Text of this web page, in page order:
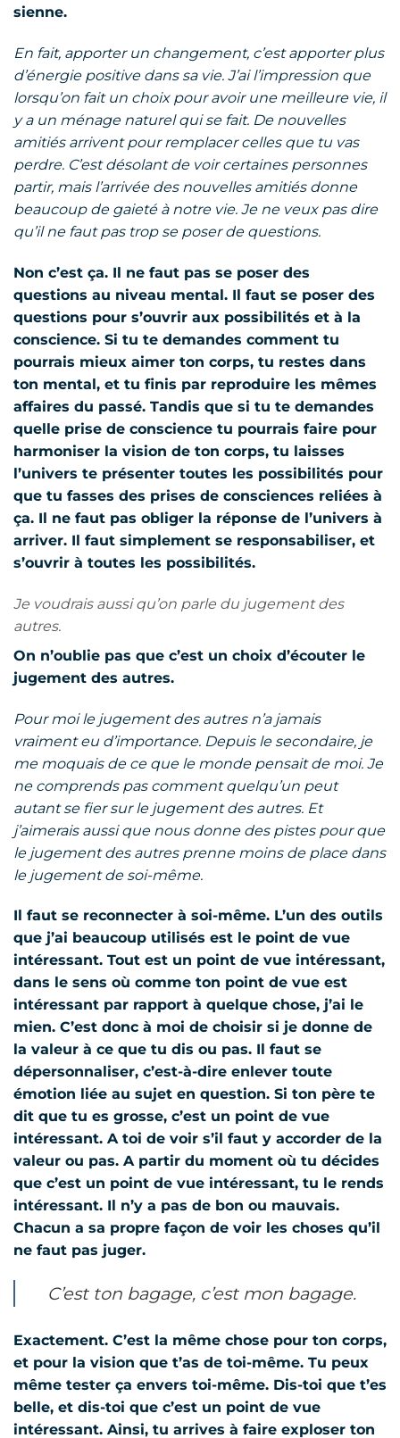
sienne.
En fait, apporter un changement, c’est apporter plus
d’énergie positive dans sa vie. J’ai l’impression que
lorsqu’on fait un choix pour avoir une meilleure vie, il
y a un ménage naturel qui se fait. De nouvelles
amitiés arrivent pour remplacer celles que tu vas
perdre. C’est désolant de voir certaines personnes
partir, mais l’arrivée des nouvelles amitiés donne
beaucoup de gaieté à notre vie. Je ne veux pas dire
qu’il ne faut pas trop se poser de questions.
Non c’est ça. Il ne faut pas se poser des
questions au niveau mental. Il faut se poser des
questions pour s’ouvrir aux possibilités et à la
conscience. Si tu te demandes comment tu
pourrais mieux aimer ton corps, tu restes dans
ton mental, et tu finis par reproduire les mêmes
affaires du passé. Tandis que si tu te demandes
quelle prise de conscience tu pourrais faire pour
harmoniser la vision de ton corps, tu laisses
l’univers te présenter toutes les possibilités pour
que tu fasses des prises de consciences reliées à
ça. Il ne faut pas obliger la réponse de l’univers à
arriver. Il faut simplement se responsabiliser, et
s’ouvrir à toutes les possibilités.
Je voudrais aussi qu’on parle du jugement des
autres.
On n’oublie pas que c’est un choix d’écouter le
jugement des autres.
Pour moi le jugement des autres n’a jamais
vraiment eu d’importance. Depuis le secondaire, je
me moquais de ce que le monde pensait de moi. Je
ne comprends pas comment quelqu’un peut
autant se fier sur le jugement des autres. Et
j’aimerais aussi que nous donne des pistes pour que
le jugement des autres prenne moins de place dans
le jugement de soi-même.
Il faut se reconnecter à soi-même. L’un des outils
que j’ai beaucoup utilisés est le point de vue
intéressant. Tout est un point de vue intéressant,
dans le sens où comme ton point de vue est
intéressant par rapport à quelque chose, j’ai le
mien. C’est donc à moi de choisir si je donne de
la valeur à ce que tu dis ou pas. Il faut se
dépersonnaliser, c’est-à-dire enlever toute
émotion liée au sujet en question. Si ton père te
dit que tu es grosse, c’est un point de vue
intéressant. A toi de voir s’il faut y accorder de la
valeur ou pas. A partir du moment où tu décides
que c’est un point de vue intéressant, tu le rends
intéressant. Il n’y a pas de bon ou mauvais.
Chacun a sa propre façon de voir les choses qu’il
ne faut pas juger.
C’est ton bagage, c’est mon bagage.
Exactement. C’est la même chose pour ton corps,
et pour la vision que t’as de toi-même. Tu peux
même tester ça envers toi-même. Dis-toi que t’es
belle, et dis-toi que c’est un point de vue
intéressant. Ainsi, tu arrives à faire exploser ton